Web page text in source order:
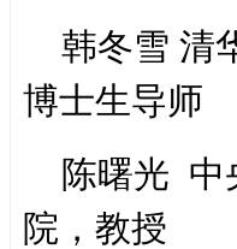
韩冬雪 清
博士生导师
陈曙光 中
院，教授